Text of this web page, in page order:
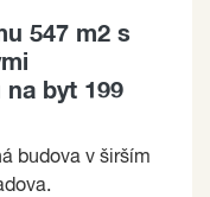
547 m2 s
byt 199
budova v širším